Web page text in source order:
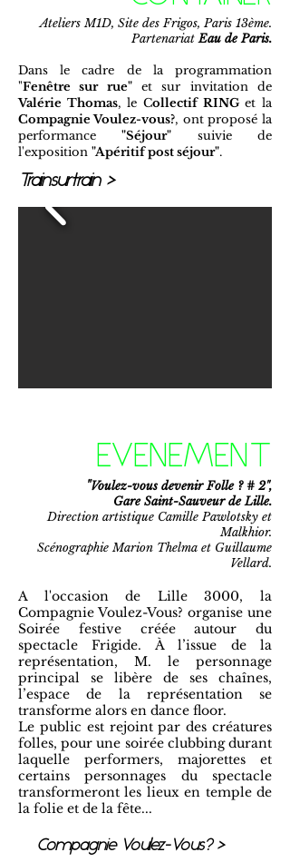
Ateliers M1D, Site des Frigos, Paris 13ème.
PartenariatEau de Paris.
Dans le cadre de la programmation
"Fenêtre sur rue"et sur invitation de
Valérie Thomas, le Collectif RINGet la
Compagnie Voulez-vous?, ont proposé la
performance"Séjour" suivie de
l'exposition "Apéritif post séjour".
Trainsurtrain >
EVENEMENT
"Voulez-vous devenir Folle ? # 2",
Gare Saint-Sauveur de Lille.
Direction artistique Camille Pawlotsky et
Malkhior.
Scénographie Marion Thelma et Guillaume
Vellard.
A l'occasion de Lille 3000, la
Compagnie Voulez-Vous? organise une
Soirée festive créée autour du
spectacle Frigide. À l’issue de la
représentation, M. le personnage
principal se libère de ses chaînes,
l’espace de la représentation se
transforme alors en dance floor.
Le public est rejoint par des créatures
folles, pour une soirée clubbing durant
laquelle performers, majorettes et
certains personnages du spectacle
transformeront les lieux en temple de
la folie et de la fête...
Compagnie Voulez-Vous? >